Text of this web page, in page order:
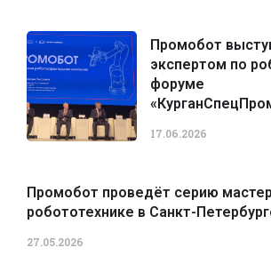
Промобот
экспертом по
форуме
17.06.2026
Промобот проведёт серию
робототехнике в Санкт-
27.05.2026